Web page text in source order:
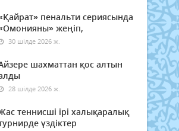
пенальти сериясында
жеңіп,
30 шілде 2026 ж.
шахматтан қос алтын
28 шілде 2026 ж.
теннисші ірі халықаралық
үздіктер